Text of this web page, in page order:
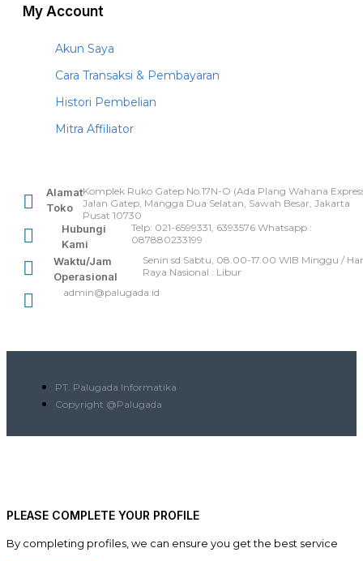
My Account
Akun Saya
Cara Transaksi & Pembayaran
Histori Pembelian
Mitra Affiliator
Alamat
Toko
Komplek Ruko Gatep No.17N-O (Ada Plang Wahana
Jalan Gatep, Mangga Dua Selatan, Sawah Besar, Jakarta
Pusat 10730
Hubungi
Kami
Telp: 021-6599331, 6393576 Whatsapp :
087880233199
Waktu/Jam
Operasional
Senin sd Sabtu, 08.00-17.00 WIB Minggu /
Raya Nasional : Libur
admin@palugada.id
PT. Palugada Informatika
Copyright @Palugada
PLEASE COMPLETE YOUR PROFILE
By completing profiles, we can ensure you get the best service